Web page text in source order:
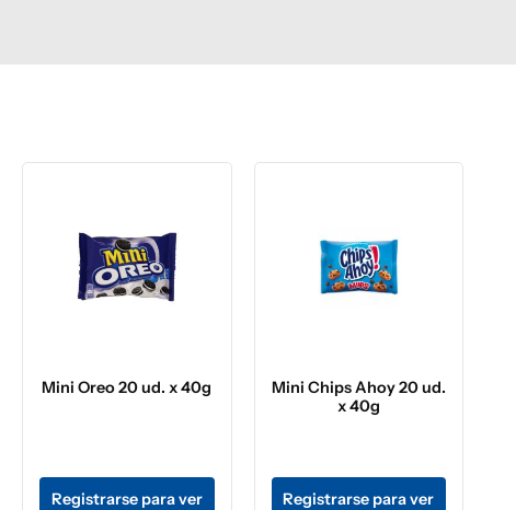
Mini Oreo 20 ud. x 40g
Registrarse para ver
Mini Chips Ahoy 20 ud.
x 40g
Registrarse para ver